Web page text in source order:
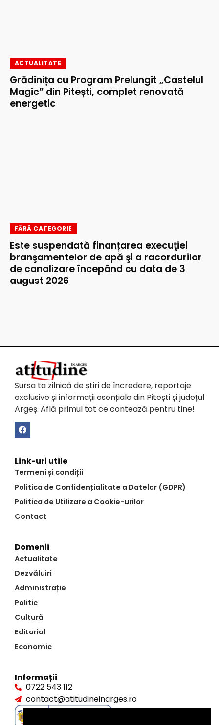
ACTUALITATE
Grădinița cu Program Prelungit „Castelul
Magic” din Pitești, complet renovată
energetic
FĂRĂ CATEGORIE
Este suspendată finanțarea execuţiei
branşamentelor de apă şi a racordurilor
de canalizare începând cu data de 3
august 2026
Sursa ta zilnică de știri de încredere, reportaje
exclusive și informații esențiale din Pitești și județul
Argeș. Află primul tot ce contează pentru tine!
Link-uri utile
Termeni și condiții
Politica de Confidențialitate a Datelor (GDPR)
Politica de Utilizare a Cookie-urilor
Contact
Domenii
Actualitate
Dezvăluiri
Administrație
Politic
Cultură
Editorial
Economic
Informații
0722 543 112
contact@atitudineinarges.ro